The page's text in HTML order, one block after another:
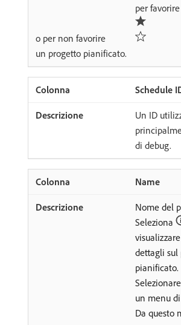
per favorire
o per non favorire
un progetto pianificato.
Schedule
Un ID
di debug.
Name
Nome del
Seleziona
dettagli sul
pianificato.
Selezionare
un menu
Da questo